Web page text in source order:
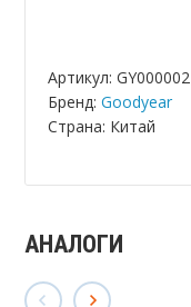
Артикул: GY000002
Бренд:Goodyear
Страна: Китай
АНАЛОГИ